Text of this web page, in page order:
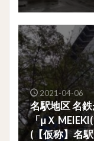
2021-04-06
名駅地区 名
「μＸ
(【仮称】名